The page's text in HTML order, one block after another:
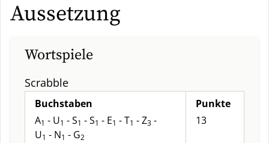
Aussetzung
Wortspiele
Scrabble
Buchstaben
A1 - U1 - S1 - S1 - E1 - T1 - Z3 -
U1 - N1 - G2
Punkte
13